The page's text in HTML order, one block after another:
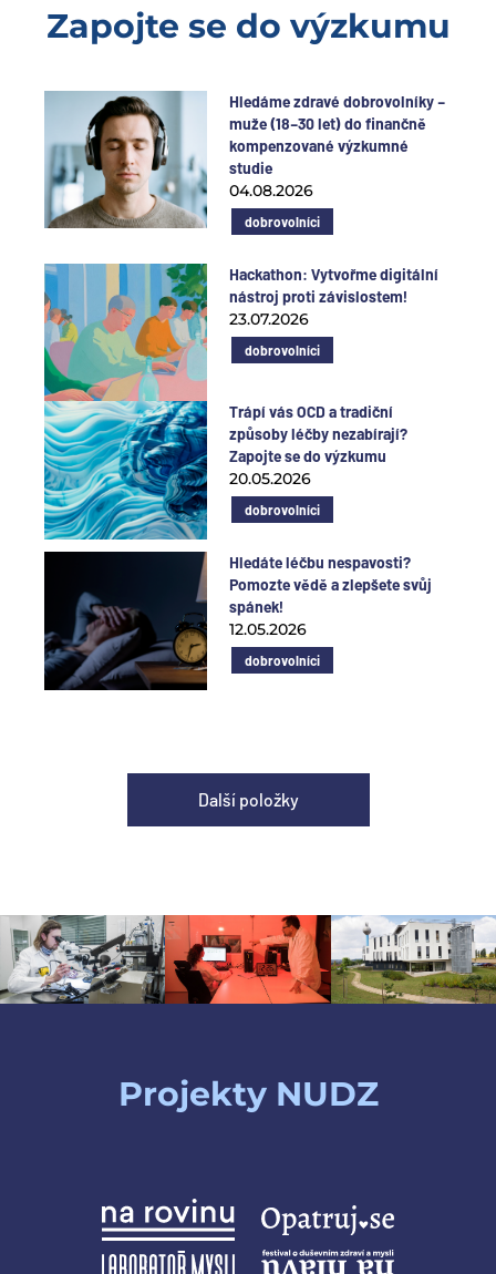
Zapojte se do výzkumu
Hledáme zdravé dobrovolníky –
muže (18–30 let) do finančně
kompenzované výzkumné
studie
04.08.2026
dobrovolníci
Hackathon: Vytvořme digitální
nástroj proti závislostem!
23.07.2026
dobrovolníci
Trápí vás OCD a tradiční
způsoby léčby nezabírají?
Zapojte se do výzkumu
20.05.2026
dobrovolníci
Hledáte léčbu nespavosti?
Pomozte vědě a zlepšete svůj
spánek!
12.05.2026
dobrovolníci
Další položky
Projekty NUDZ